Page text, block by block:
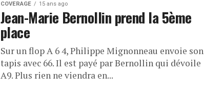
COVERAGE 15 ans ago
Jean-Marie Bernollin prend la 5ème
place
Sur un flop A 6 4, Philippe Mignonneau envoie son
tapis avec 66. Il est payé par Bernollin qui dévoile
A9. Plus rien ne viendra en...